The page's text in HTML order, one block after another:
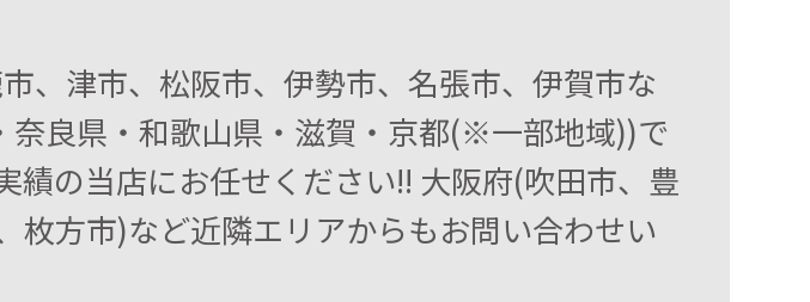
、津市、松阪市、伊勢市、名張市、伊賀市な
奈良県・和歌山県・滋賀・京都(※一部地域))で
績の当店にお任せください!! 大阪府(吹田市、豊
枚方市)など近隣エリアからもお問い合わせい